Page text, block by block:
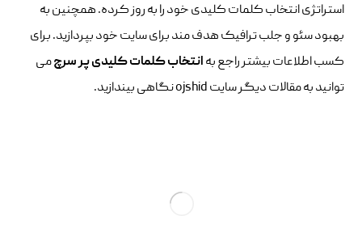
استراتژی انتخاب کلمات کلیدی خود را به روز کرده. همچنین به
بهبود سئو و جلب ترافیک هدف مند برای سایت خود بپردازید. برای
کسب اطلاعات بیشتر راجع بهانتخاب کلمات کلیدی پر سرچمی
توانید به مقالات دیگر سایت ojshid نگاهی بیندازید.